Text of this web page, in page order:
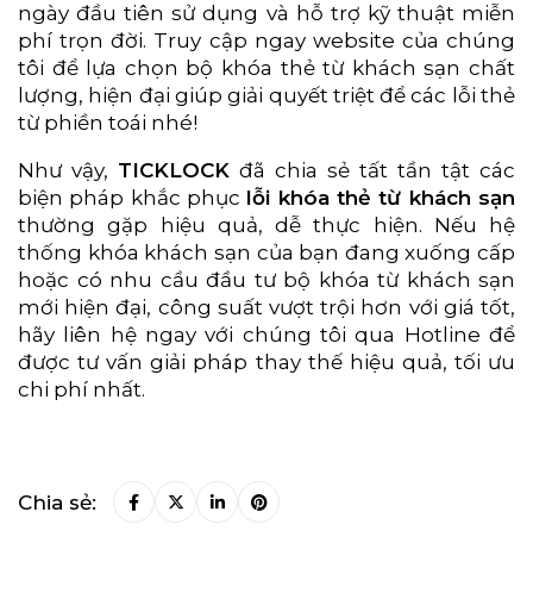
ngày đầu tiên sử dụng và hỗ trợ kỹ thuật miễn
phí trọn đời. Truy cập ngay website của chúng
tôi để lựa chọn bộ khóa thẻ từ khách sạn chất
lượng, hiện đại giúp giải quyết triệt để các lỗi thẻ
từ phiền toái nhé!
Như vậy, TICKLOCK đã chia sẻ tất tần tật các
biện pháp khắc phục lỗi khóa thẻ từ khách sạn
thường gặp hiệu quả, dễ thực hiện. Nếu hệ
thống khóa khách sạn của bạn đang xuống cấp
hoặc có nhu cầu đầu tư bộ khóa từ khách sạn
mới hiện đại, công suất vượt trội hơn với giá tốt,
hãy liên hệ ngay với chúng tôi qua Hotline để
được tư vấn giải pháp thay thế hiệu quả, tối ưu
chi phí nhất.
Chia sẻ: